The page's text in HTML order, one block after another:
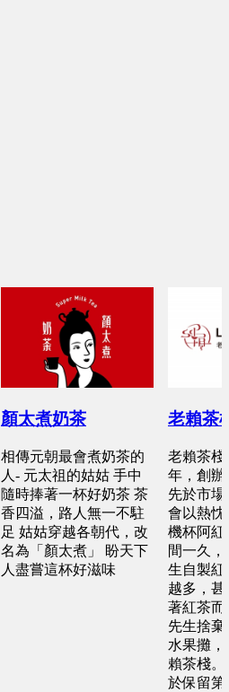
顏太煮奶茶
相傳元朝最會煮奶茶的
人- 元太祖的姑姑 手中
隨時捧著一杯好奶茶 茶
香四溢，路人無一不駐
足 姑姑穿越各朝代，改
名為「顏太煮」 盼天下
人盡嘗這杯好滋味
老賴茶
老賴茶棧
年，創辦
先於市
會以熱忱
機杯阿紅
間一久
生自製紅
越多，
著紅茶而
先生捨
水果攤
賴茶棧
於保留第